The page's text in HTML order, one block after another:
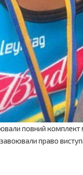
повний
право